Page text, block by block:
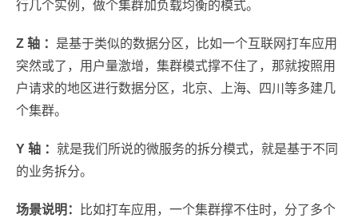
行几个实例，做个集群加负载均衡的模式。
Z 轴 ： 是基于类似的数据分区，比如一个互联网打车应用
突然或了，用户量激增，集群模式撑不住了，那就按照用
户请求的地区进行数据分区，北京、上海、四川等多建几
个集群。
Y 轴 ： 就是我们所说的微服务的拆分模式，就是基于不同
的业务拆分。
场景说明：
比如打车应用，一个集群撑不住时，分了多个